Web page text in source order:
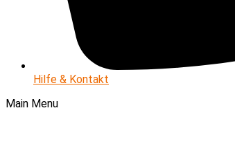
Hilfe & Kontakt
Main Menu